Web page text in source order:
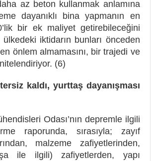
az beton kullanmak anlamına
dayanıklı bina yapmanın en
bir ek maliyet getirebileceğini
iktidarın bunları önceden
önlem almamasını, bir trajedi ve
(6)
kaldı, yurttaş dayanışması
Odası’nın depremle ilgili
raporunda, sırasıyla; zayıf
malzeme zafiyetlerinden,
ile ilgili) zafiyetlerden, yapı